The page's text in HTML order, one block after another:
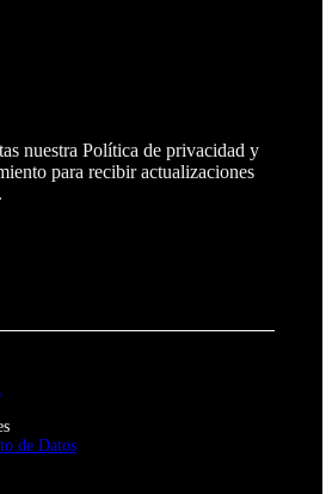
nuestra Política de privacidad y
para recibir actualizaciones
de Datos